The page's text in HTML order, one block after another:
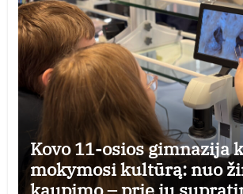
Kovo 11-osios gimnazija
mokymosi kultūrą: nuo